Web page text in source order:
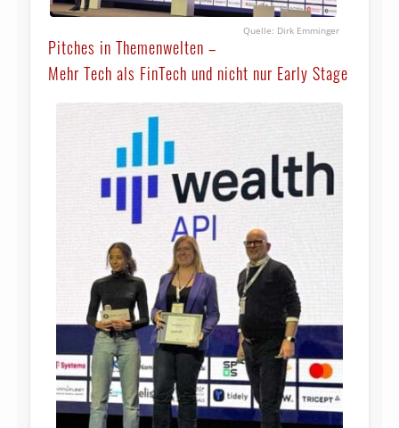
Dirk Emminger
Pitches in Themenwelten –
Mehr Tech als FinTech und nicht nur Early Stage